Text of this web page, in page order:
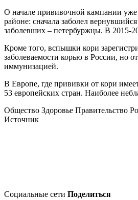
О начале прививочной кампании уже
районе: сначала заболел
заболевших – петербуржцы. В 2015-
Кроме того, вспышки кори
заболеваемости корью в России, но
иммунизацией.
В Европе, где прививки от кори
53 европейских стран. Наиболее
Общество Здоровье Правительство
Источник
Социальные сети Поделиться